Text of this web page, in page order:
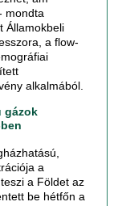
mondta
Államokbeli
a flow-
alkalmából.
gázok
a
a Földet az
be hétfőn a